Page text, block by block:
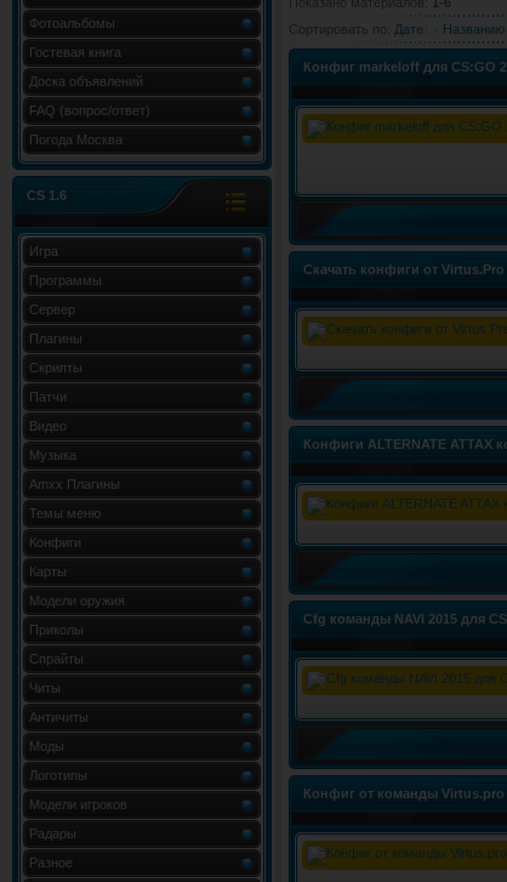
Фотоальбомы
Гостевая книга
Доска объявлений
FAQ (вопрос/ответ)
Погода Москва
CS 1.6
Игра
Программы
Сервер
Плагины
Скрипты
Патчи
Видео
Музыка
Amxx Плагины
Темы меню
Конфиги
Карты
Модели оружия
Приколы
Спрайты
Читы
Античиты
Моды
Логотипы
Модели игроков
Радары
Разное
Сортировать по : Дате Названию
Конфиг markeloff для CS:GO
Скачать конфиги от Virtus.Pro
Конфиги ALTERNATE ATTAX
Cfg команды NAVI 2015 для
Конфиг от команды Virtus.pro